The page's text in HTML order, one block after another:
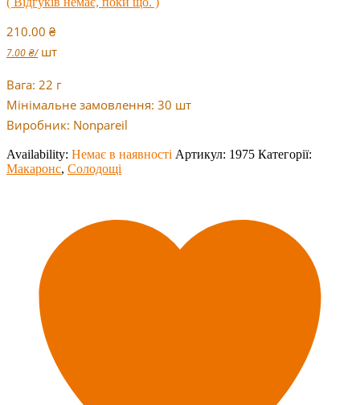
210.00 ₴
7.00₴/ шт
Вага: 22 г
Мінімальне замовлення: 30 шт
Виробник: Nonpareil
Availability: Немає в наявності Артикул: 1975 Категорії:
Макаронс, Солодощі